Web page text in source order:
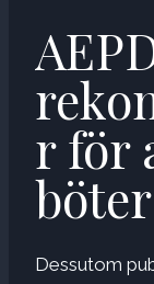
r för
böter
Dessutom